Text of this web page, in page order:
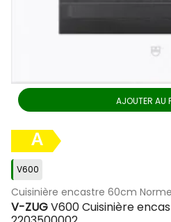
AJOUTER AU
A
V600
Cuisinière encastre 60cm Norme
V-ZUGV600 Cuisinière